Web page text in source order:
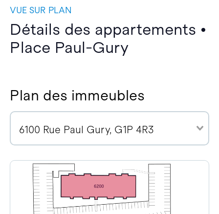
VUE SUR PLAN
Détails des appartements •
Place Paul-Gury
Plan des immeubles
6100 Rue Paul Gury, G1P 4R3